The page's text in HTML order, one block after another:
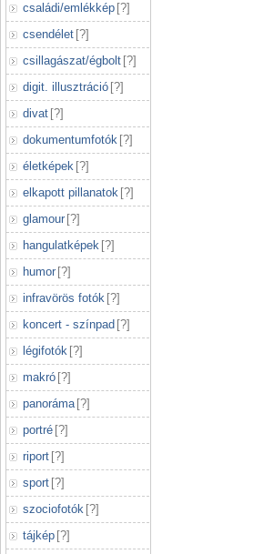
családi/emlékkép [?]
csendélet [?]
csillagászat/égbolt [?]
digit. illusztráció [?]
divat [?]
dokumentumfotók [?]
életképek [?]
elkapott pillanatok [?]
glamour [?]
hangulatképek [?]
humor [?]
infravörös fotók [?]
koncert - színpad [?]
légifotók [?]
makró [?]
panoráma [?]
portré [?]
riport [?]
sport [?]
szociofotók [?]
tájkép [?]